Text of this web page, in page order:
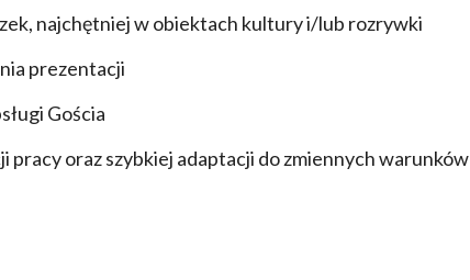
najchętniej w obiektach kultury i/lub rozrywki
prezentacji
Gościa
pracy oraz szybkiej adaptacji do zmiennych warunków